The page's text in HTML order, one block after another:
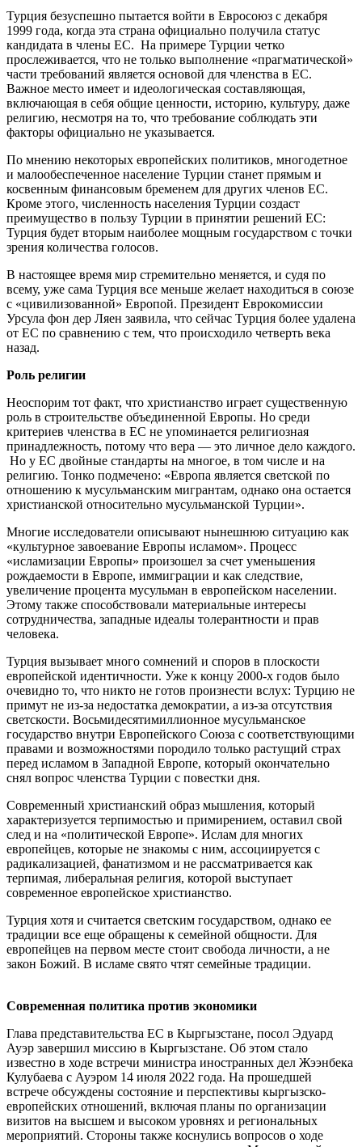
Турция безуспешно пытается войти в Евросоюз с декабря
1999 года, когда эта страна официально получила статус
кандидата в члены ЕС. На примере Турции четко
прослеживается, что не только выполнение «прагматической»
части требований является основой для членства в ЕС.
Важное место имеет и идеологическая составляющая,
включающая в себя общие ценности, историю, культуру, даже
религию, несмотря на то, что требование соблюдать эти
факторы официально не указывается.
По мнению некоторых европейских политиков, многодетное
и малообеспеченное население Турции станет прямым и
косвенным финансовым бременем для других членов ЕС.
Кроме этого, численность населения Турции создаст
преимущество в пользу Турции в принятии решений ЕС:
Турция будет вторым наиболее мощным государством с точки
зрения количества голосов.
В настоящее время мир стремительно меняется, и судя по
всему, уже сама Турция все меньше желает находиться в союзе
с «цивилизованной» Европой. Президент Еврокомиссии
Урсула фон дер Ляен заявила, что сейчас Турция более удалена
от ЕС по сравнению с тем, что происходило четверть века
назад.
Роль религии
Неоспорим тот факт, что христианство играет существенную
роль в строительстве объединенной Европы. Но среди
критериев членства в ЕС не упоминается религиозная
принадлежность, потому что вера — это личное дело каждого.
Но у ЕС двойные стандарты на многое, в том числе и на
религию. Тонко подмечено: «Европа является светской по
отношению к мусульманским мигрантам, однако она остается
христианской относительно мусульманской Турции».
Многие исследователи описывают нынешнюю ситуацию как
«культурное завоевание Европы исламом». Процесс
«исламизации Европы» произошел за счет уменьшения
рождаемости в Европе, иммиграции и как следствие,
увеличение процента мусульман в европейском населении.
Этому также способствовали материальные интересы
сотрудничества, западные идеалы толерантности и прав
человека.
Турция вызывает много сомнений и споров в плоскости
европейской идентичности. Уже к концу 2000-х годов было
очевидно то, что никто не готов произнести вслух: Турцию не
примут не из-за недостатка демократии, а из-за отсутствия
светскости. Восьмидесятимиллионное мусульманское
государство внутри Европейского Союза с соответствующими
правами и возможностями породило только растущий страх
перед исламом в Западной Европе, который окончательно
снял вопрос членства Турции с повестки дня.
Современный христианский образ мышления, который
характеризуется терпимостью и примирением, оставил свой
след и на «политической Европе». Ислам для многих
европейцев, которые не знакомы с ним, ассоциируется с
радикализацией, фанатизмом и не рассматривается как
терпимая, либеральная религия, которой выступает
современное европейское христианство.
Турция хотя и считается светским государством, однако ее
традиции все еще обращены к семейной общности. Для
европейцев на первом месте стоит свобода личности, а не
закон Божий. В исламе свято чтят семейные традиции.
Современная политика против экономики
Глава представительства ЕС в Кыргызстане, посол Эдуард
Ауэр завершил миссию в Кыргызстане. Об этом стало
известно в ходе встречи министра иностранных дел Жээнбека
Кулубаева с Ауэром 14 июля 2022 года. На прошедшей
встрече обсуждены состояние и перспективы кыргызско-
европейских отношений, включая планы по организации
визитов на высшем и высоком уровнях и региональных
мероприятий. Стороны также коснулись вопросов о ходе